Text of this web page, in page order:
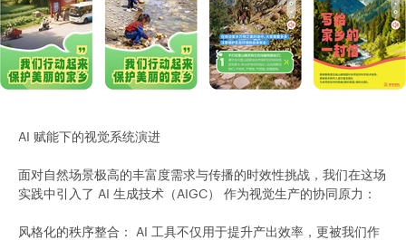
AI 赋能下的视觉系统演进
面对自然场景极高的丰富度需求与传播的时效性挑战，我们在这场
实践中引入了 AI 生成技术（AIGC） 作为视觉生产的协同原力：
风格化的秩序整合： AI 工具不仅用于提升产出效率，更被我们作